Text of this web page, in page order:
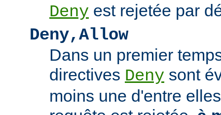
Deny est rejetée par
Deny,Allow
Dans un premier
directives Deny sont
moins une d'entre